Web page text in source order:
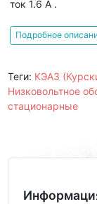
ток 1.6 А .
Подробное
Теги: КЭАЗ
Низковольтное
стационарные